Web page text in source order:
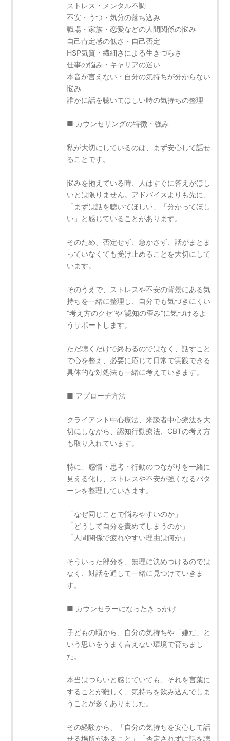
ストレス・メンタル不調
不安・うつ・気分の落ち込み
職場・家族・恋愛などの人間関係の悩み
自己肯定感の低さ・自己否定
HSP気質・繊細さによる生きづらさ
仕事の悩み・キャリアの迷い
本音が言えない・自分の気持ちが分からない
悩み
誰かに話を聴いてほしい時の気持ちの整理
■ カウンセリングの特徴・強み
私が大切にしているのは、まず安心して話せ
ることです。
悩みを抱えている時、人はすぐに答えがほし
いとは限りません。アドバイスよりも先に、
「まずは話を聴いてほしい」「分かってほし
い」と感じていることがあります。
そのため、否定せず、急かさず、話がまとま
っていなくても受け止めることを大切にして
います。
そのうえで、ストレスや不安の背景にある気
持ちを一緒に整理し、自分でも気づきにくい
“考え方のクセ”や“認知の歪み”に気づけるよ
うサポートします。
ただ聴くだけで終わるのではなく、話すこと
で心を整え、必要に応じて日常で実践できる
具体的な対処法も一緒に考えていきます。
■ アプローチ方法
クライアント中心療法、来談者中心療法を大
切にしながら、認知行動療法、CBTの考え方
も取り入れています。
特に、感情・思考・行動のつながりを一緒に
見える化し、ストレスや不安が強くなるパタ
ーンを整理していきます。
「なぜ同じことで悩みやすいのか」
「どうして自分を責めてしまうのか」
「人間関係で疲れやすい理由は何か」
そういった部分を、無理に決めつけるのでは
なく、対話を通して一緒に見つけていきま
す。
■ カウンセラーになったきっかけ
子どもの頃から、自分の気持ちや「嫌だ」と
いう思いをうまく言えない環境で育ちまし
た。
本当はつらいと感じていても、それを言葉に
することが難しく、気持ちを飲み込んでしま
うことが多くありました。
その経験から、「自分の気持ちを安心して話
せる場所があること」「否定されずに話を聴